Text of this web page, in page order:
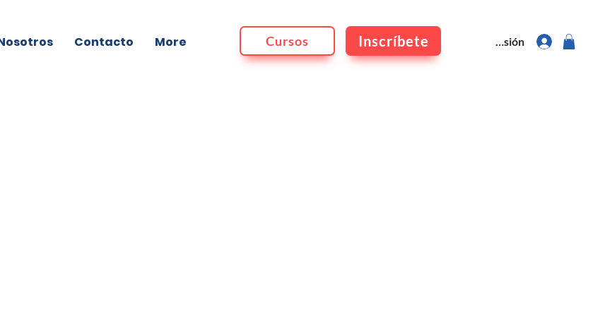
Contacto More Cursos Inscríbete Iniciar sesión